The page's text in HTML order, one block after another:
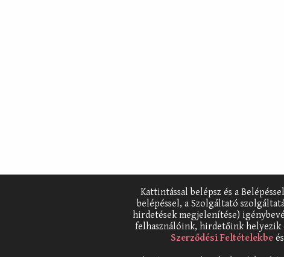
Kattintással belépsz és a
belépéssel, a Szolgáltató
hirdetések megjelenítése)
felhasználóink, hirdetőink helyezik
Szerződési Feltételekbe és